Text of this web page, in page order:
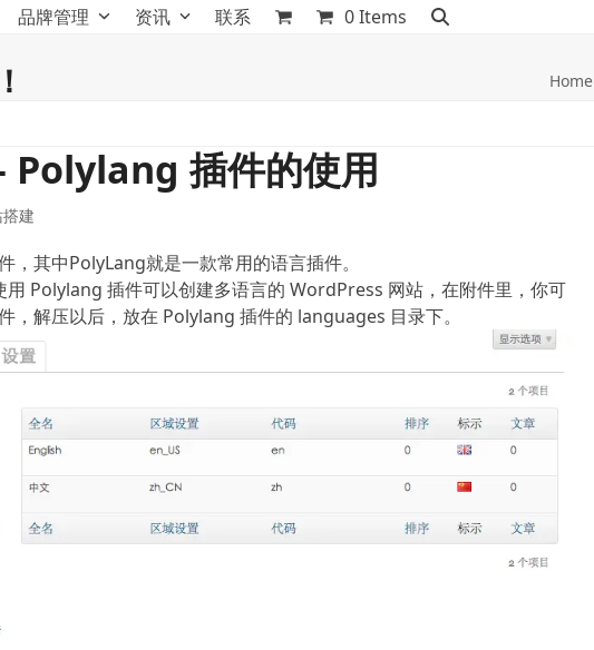
品牌管理 资讯 联系 0 Items
Home
Polylang 插件的使用
建
，其中PolyLang就是一款常用的语言插件。
Polylang 插件可以创建多语言的 WordPress 网站，在附件里，你可
，解压以后，放在 Polylang 插件的 languages 目录下。